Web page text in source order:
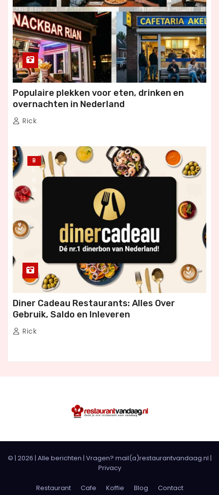
Populaire plekken voor eten, drinken en
overnachten in Nederland
Rick
B
L
O
G
Diner Cadeau Restaurants: Alles Over
Gebruik, Saldo en Inleveren
Rick
© | 2026 | Alle berichten | Vragen? mail(a)restaurantvandaag.nl |
Privacy
Restaurant Cafe Koffie Blog Contact